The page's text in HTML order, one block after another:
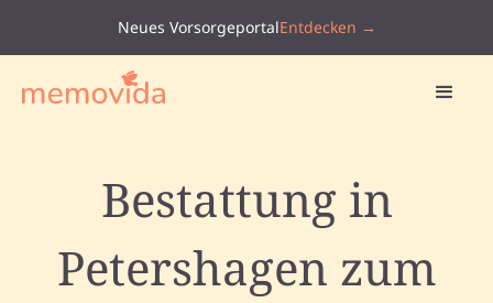
Neues VorsorgeportalEntdecken →
Bestattung in
Petershagen zum